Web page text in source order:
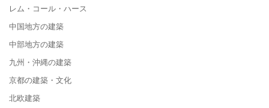
レム・コール・ハース
中国地方の建築
中部地方の建築
九州・沖縄の建築
京都の建築・文化
北欧建築